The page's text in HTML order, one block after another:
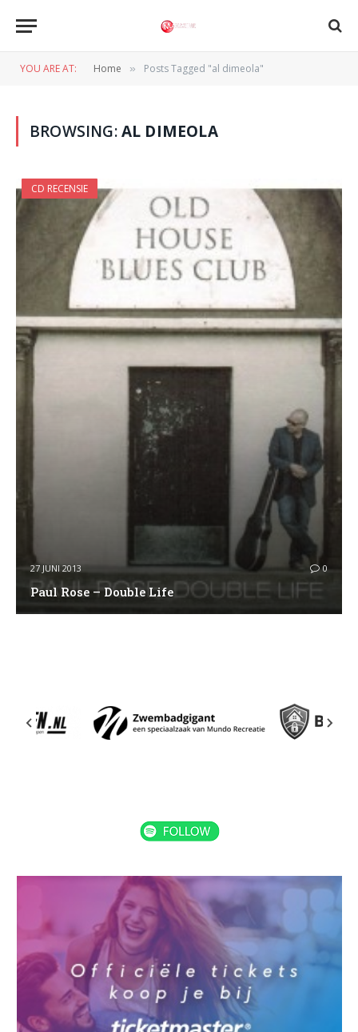
YOU ARE AT: Home » Posts Tagged "al dimeola"
BROWSING:AL DIMEOLA
CD RECENSIE
27 JUNI 2013 0
Paul Rose – Double Life